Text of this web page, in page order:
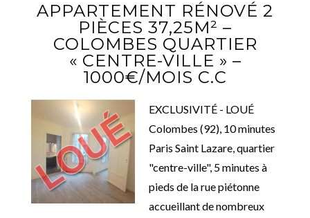
APPARTEMENT RÉNOVÉ 2
PIÈCES 37,25M² –
COLOMBES QUARTIER
« CENTRE-VILLE » –
1000€/MOIS C.C
EXCLUSIVITÉ - LOUÉ
Colombes (92), 10 minutes
Paris Saint Lazare, quartier
"centre-ville", 5 minutes à
pieds de la rue piétonne
accueillant de nombreux